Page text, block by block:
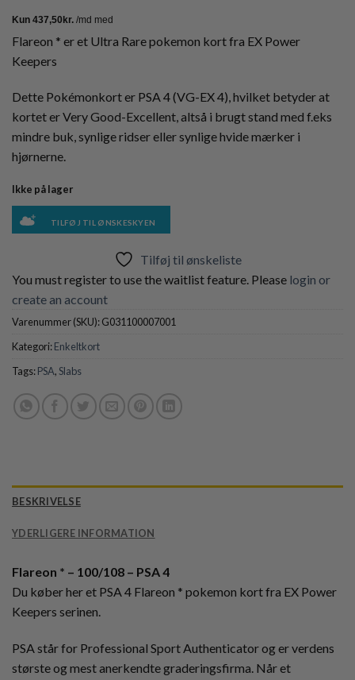
Flareon * er et Ultra Rare pokemon kort fra EX Power
Keepers
Dette Pokémonkort er PSA 4 (VG-EX 4), hvilket betyder at
kortet er Very Good-Excellent, altså i brugt stand med f.eks
mindre buk, synlige ridser eller synlige hvide mærker i
hjørnerne.
Ikke på lager
TILFØJ TIL ØNSKESKYEN
Tilføj til ønskeliste
You must register to use the waitlist feature. Please login or
create an account
Varenummer (SKU):G031100007001
Kategori:Enkeltkort
Tags:PSA,Slabs
BESKRIVELSE
YDERLIGERE INFORMATION
Flareon * – 100/108 – PSA 4
Du køber her et PSA 4 Flareon * pokemon kort fra EX Power
Keepers serinen.
PSA står for Professional Sport Authenticator og er verdens
største og mest anerkendte graderingsfirma. Når et